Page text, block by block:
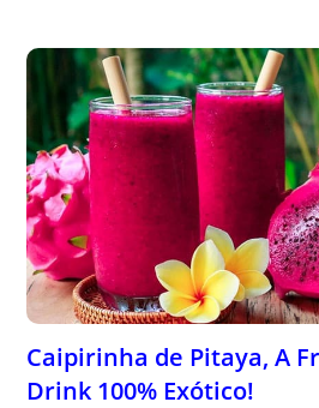
Caipirinha de Pitaya, A
Drink 100% Exótico!